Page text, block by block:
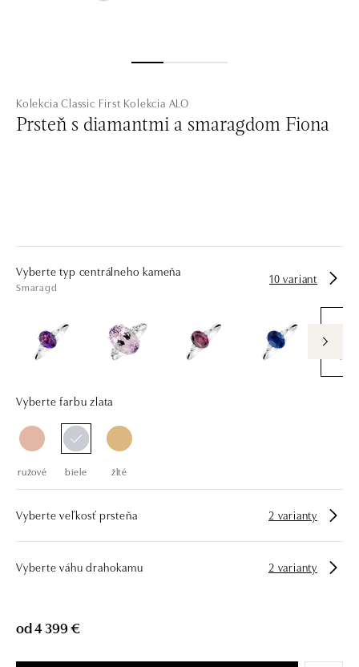
Kolekcia Classic First Kolekcia ALO
Prsteň s diamantmi a smaragdom Fiona
Vyberte typ centrálneho kameňa
Smaragd
10 variant
Vyberte farbu zlata
ružové biele žlté
Vyberte veľkosť prsteňa 2 varianty
Vyberte váhu drahokamu 2 varianty
od 4 399 €